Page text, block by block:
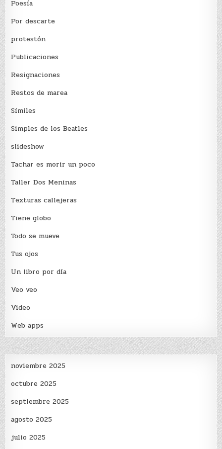
Poesía
Por descarte
protestón
Publicaciones
Resignaciones
Restos de marea
Sí­miles
Simples de los Beatles
slideshow
Tachar es morir un poco
Taller Dos Meninas
Texturas callejeras
Tiene globo
Todo se mueve
Tus ojos
Un libro por día
Veo veo
Video
Web apps
noviembre 2025
octubre 2025
septiembre 2025
agosto 2025
julio 2025